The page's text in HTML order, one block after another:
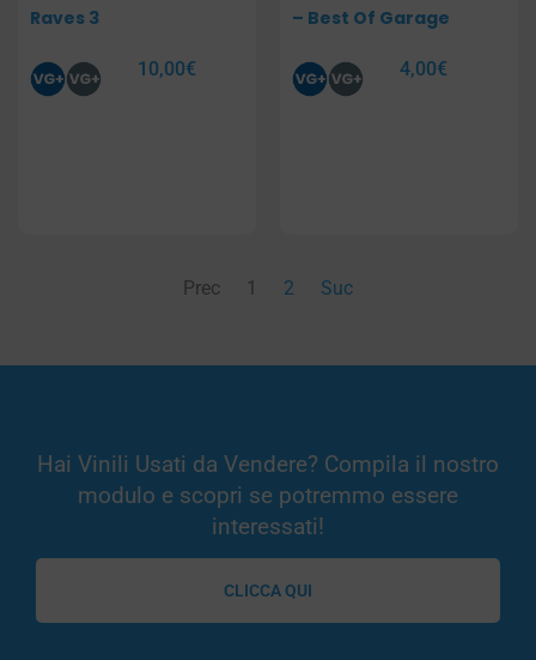
Raves 3
10,00€
– Best Of Garage
4,00€
Prec 1 2 Suc
Hai Vinili Usati da Vendere? Compila il nostro
modulo e scopri se potremmo essere
interessati!
CLICCA QUI